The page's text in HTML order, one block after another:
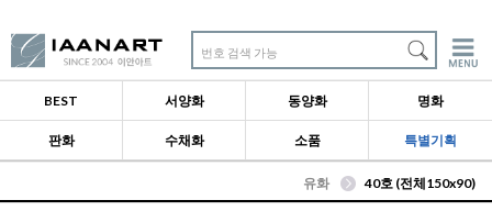
번호 검색 가능
BEST 서양화 동양화 명화
판화 수채화 소품 특별기획
유화 40호 (전체150x90)